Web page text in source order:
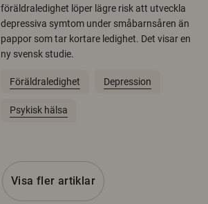
föräldraledighet löper lägre risk att utveckla
depressiva symtom under småbarnsåren än
pappor som tar kortare ledighet. Det visar en
ny svensk studie.
Föräldraledighet Depression
Psykisk hälsa
Visa fler artiklar